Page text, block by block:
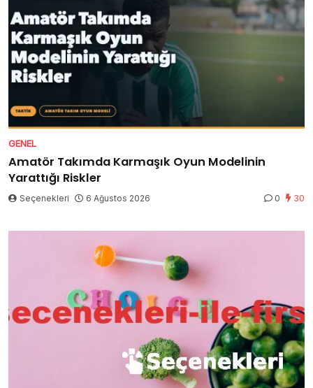
GENEL
Amatör Takımda Karmaşık Oyun Modelinin
Yarattığı Riskler
Seçenekleri 6 Ağustos 2026 0 30